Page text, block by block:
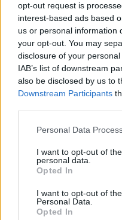
opt-out request is
interest-based ads based
us or personal information
your opt-out. You may
disclosure of your
IAB’s list of downstream
also be disclosed by us to
Downstream Participants
Please note that this
not limited to your visit or
grant or deny consent to
use your data for below
consent section.
Personal Data
I want to opt-out of
personal data.
Opted In
I want to opt-out of
Personal Data.
Opted In
A tragédia ismét
70-100 ezer
illegálisan
rabszolgasorban